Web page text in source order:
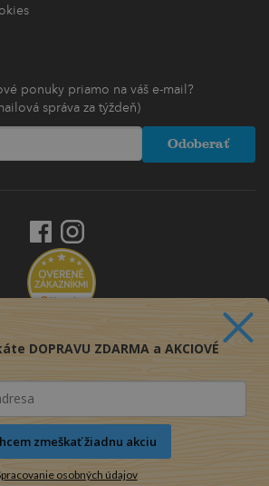
ponuky priamo na váš e-mail?
správa za týždeň)
Odoberať
DOPRAVU ZDARMA a AKCIOVÉ
zmeškať žiadnu akciu
osobných údajov